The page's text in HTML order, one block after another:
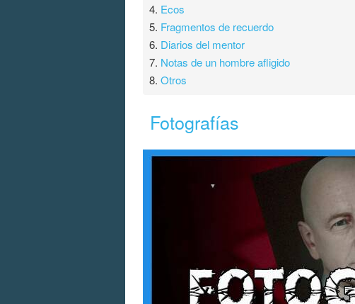
4. Ecos
5. Fragmentos de recuerdo
6. Diarios del mentor
7. Notas de un hombre afligido
8.Otros
Fotografías